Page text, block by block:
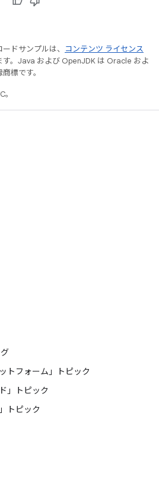
ドサンプルは、
コンテンツ ライセンス
。Java および OpenJDK は Oracle およ
標です。
トフォーム」トピック
」トピック
トピック